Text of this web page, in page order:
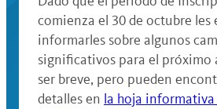
comienza el 30 de octubre les
informarles sobre algunos
significativos para el próximo
ser breve, pero pueden
detalles en la hoja informativa